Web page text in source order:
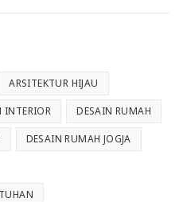
ARSITEKTUR HIJAU
INTERIOR DESAIN RUMAH
DESAIN RUMAH JOGJA